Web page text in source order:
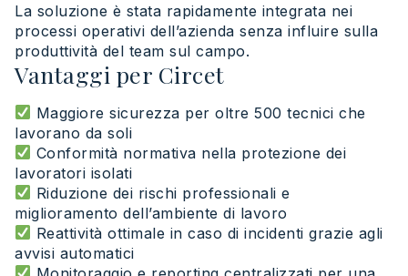
La soluzione è stata rapidamente integrata nei
processi operativi dell’azienda senza influire sulla
produttività del team sul campo.
Vantaggi per Circet
Maggiore sicurezza per oltre 500 tecnici che
lavorano da soli
Conformità normativa nella protezione dei
lavoratori isolati
Riduzione dei rischi professionali e
miglioramento dell’ambiente di lavoro
Reattività ottimale in caso di incidenti grazie agli
avvisi automatici